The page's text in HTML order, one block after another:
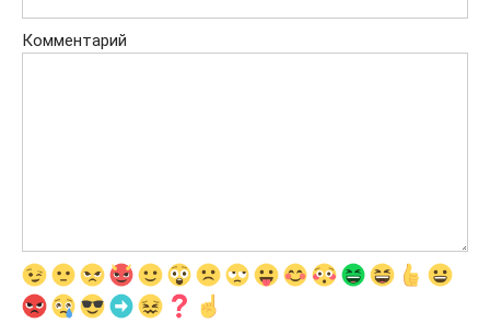
Комментарий